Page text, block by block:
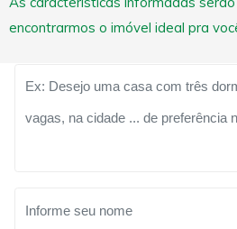
encontrarmos o imóvel ideal pra